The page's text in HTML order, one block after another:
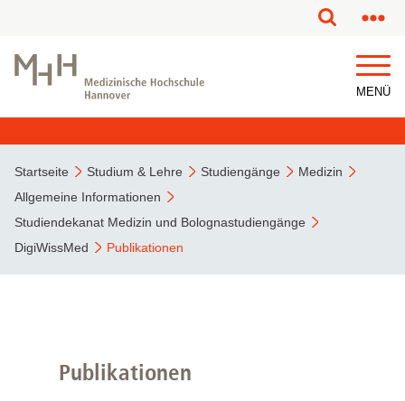
MENÜ
Startseite Studium & Lehre Studiengänge
Medizin
Allgemeine Informationen
Studiendekanat Medizin und Bolognastudiengänge
DigiWissMed
Publikationen
Publikationen